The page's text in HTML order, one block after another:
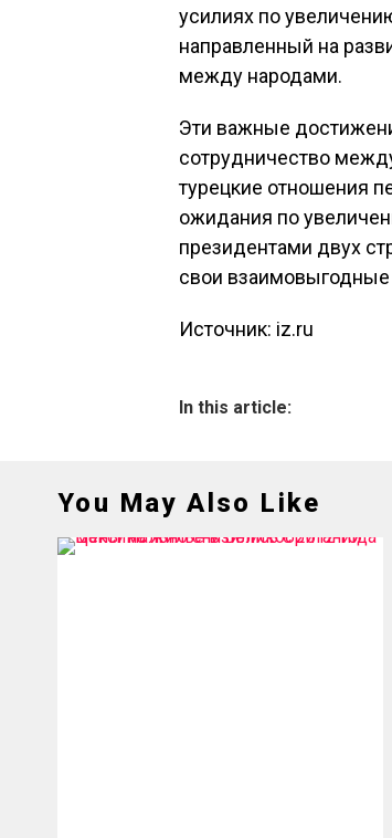
усилиях по
направленный на
между народами.
Эти важные
сотрудничество
турецкие отношения
ожидания по
президентами двух
свои взаимовыгодные
Источник: iz.ru
In this article:
You May Also Like